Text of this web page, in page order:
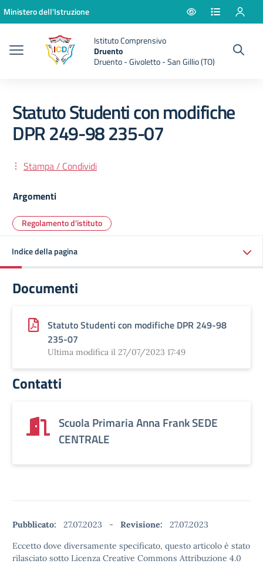
Vai ai contenuti
Vai al menu di navigazione
Vai al footer
Ministero dell'Istruzione
Istituto Comprensivo
Druento
Druento - Givoletto - San Gillio (TO)
Statuto Studenti con modifiche
DPR 249-98 235-07
Stampa / Condividi
Argomenti
Regolamento d'istituto
Indice della pagina
Documenti
Statuto Studenti con modifiche DPR 249-98
235-07
Ultima modifica il 27/07/2023 17:49
Contatti
Scuola Primaria Anna Frank SEDE
CENTRALE
Pubblicato: 27.07.2023 - Revisione:
27.07.2023
Eccetto dove diversamente specificato, questo articolo è stato
rilasciato sotto Licenza Creative Commons Attribuzione 4.0